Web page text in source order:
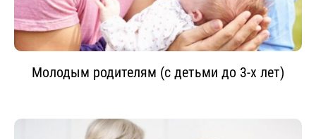
Молодым родителям (с детьми до 3-х лет)